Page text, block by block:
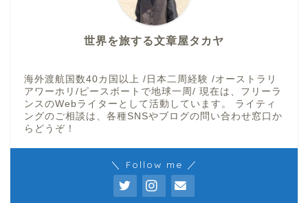
世界を旅する文章屋タカヤ
海外渡航国数40カ国以上 /日本二周経験 /オーストラリ
アワーホリ/ピースボートで地球一周/ 現在は、フリーラ
ンスのWebライターとして活動しています。 ライティ
ングのご相談は、各種SNSやブログの問い合わせ窓口か
らどうぞ！
＼ Follow me ／